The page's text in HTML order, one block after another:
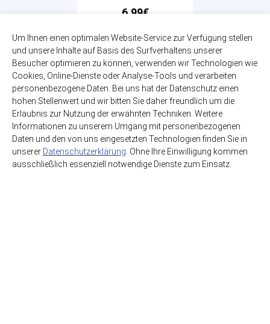
6,99€
Um Ihnen einen optimalen Website-Service zur Verfügung stellen
und unsere Inhalte auf Basis des Surfverhaltens unserer
Besucher optimieren zu können, verwenden wir Technologien wie
Cookies, Online-Dienste oder Analyse-Tools und verarbeiten
personenbezogene Daten. Bei uns hat der Datenschutz einen
hohen Stellenwert und wir bitten Sie daher freundlich um die
Erlaubnis zur Nutzung der erwähnten Techniken. Weitere
Informationen zu unserem Umgang mit personenbezogenen
Daten und den von uns eingesetzten Technologien finden Sie in
unserer Datenschutzerklärung . Ohne Ihre Einwilligung kommen
ausschließlich essenziell notwendige Dienste zum Einsatz.